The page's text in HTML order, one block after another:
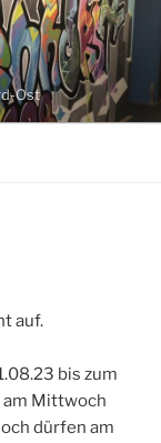
Ost
auf.
bis zum
am Mittwoch
dürfen am